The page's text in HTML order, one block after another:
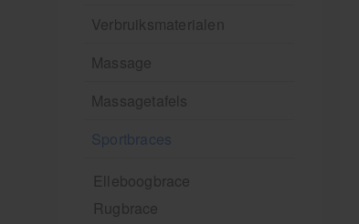
Verbruiksmaterialen
Massage
Massagetafels
Sportbraces
Elleboogbrace
Rugbrace